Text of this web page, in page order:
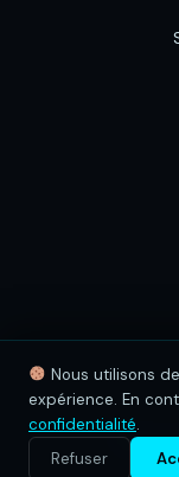
© 2026
Nous utilisons
expérience. En
confidentialité.
Refuser